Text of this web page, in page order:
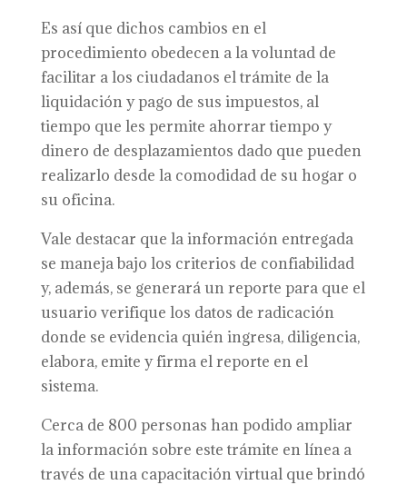
Es así que dichos cambios en el
procedimiento obedecen a la voluntad de
facilitar a los ciudadanos el trámite de la
liquidación y pago de sus impuestos, al
tiempo que les permite ahorrar tiempo y
dinero de desplazamientos dado que pueden
realizarlo desde la comodidad de su hogar o
su oficina.
Vale destacar que la información entregada
se maneja bajo los criterios de confiabilidad
y, además, se generará un reporte para que el
usuario verifique los datos de radicación
donde se evidencia quién ingresa, diligencia,
elabora, emite y firma el reporte en el
sistema.
Cerca de 800 personas han podido ampliar
la información sobre este trámite en línea a
través de una capacitación virtual que brindó